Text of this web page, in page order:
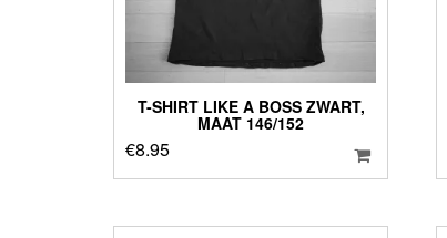
T-SHIRT LIKE A BOSS ZWART,
MAAT 146/152
€8.95